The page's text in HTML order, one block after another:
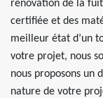
rénovation de la
certifiée et des
meilleur état d’un
votre projet, nous
nous proposons un
nature de votre